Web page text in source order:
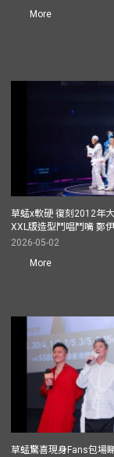
More
草蜢x軟硬 復刻2012年
XXL版造型鬥唱鬥嘴 鄭
2026-05-02
More
草蜢驚喜現身Fans包場